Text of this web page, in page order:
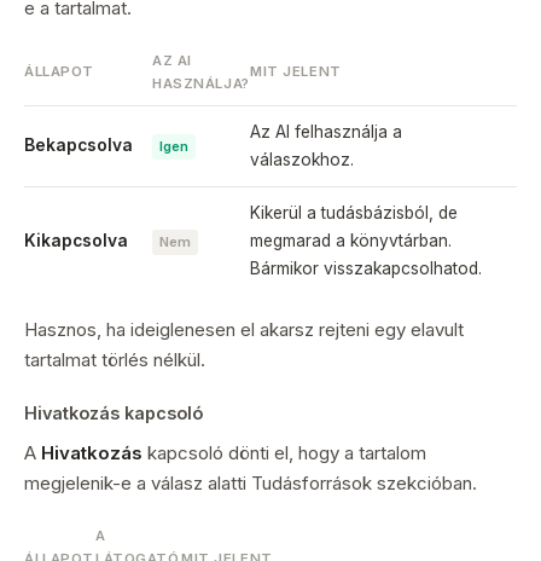
e a tartalmat.
ÁLLAPOT
AZ AI
HASZNÁLJA?
MIT JELENT
Bekapcsolva Igen
Az AI felhasználja a
válaszokhoz.
Kikapcsolva Nem
Kikerül a tudásbázisból, de
megmarad a könyvtárban.
Bármikor visszakapcsolhatod.
Hasznos, ha ideiglenesen el akarsz rejteni egy elavult
tartalmat törlés nélkül.
Hivatkozás kapcsoló
A Hivatkozás kapcsoló dönti el, hogy a tartalom
megjelenik-e a válasz alatti Tudásforrások szekcióban.
A